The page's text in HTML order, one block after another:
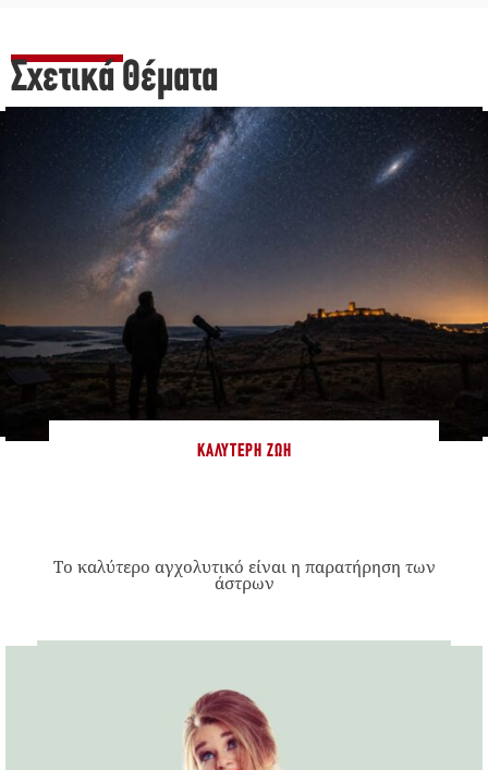
Σχετικά Θέματα
ΚΑΛΎΤΕΡΗ ΖΩΉ
Το καλύτερο αγχολυτικό είναι η παρατήρηση των
άστρων